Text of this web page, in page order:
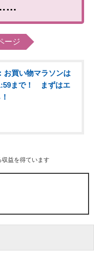
ージ
お買い物マラソンは
まで！ まずはエ
益を得ています